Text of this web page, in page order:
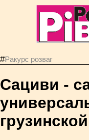
#Ракурс розваг
Сациви -